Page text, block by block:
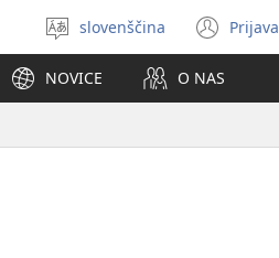
Izberite
jezik
slovenščina Prijava
(odpre
novo
NOVICE O NAS